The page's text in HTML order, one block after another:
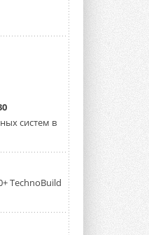
систем в
TechnoBuild